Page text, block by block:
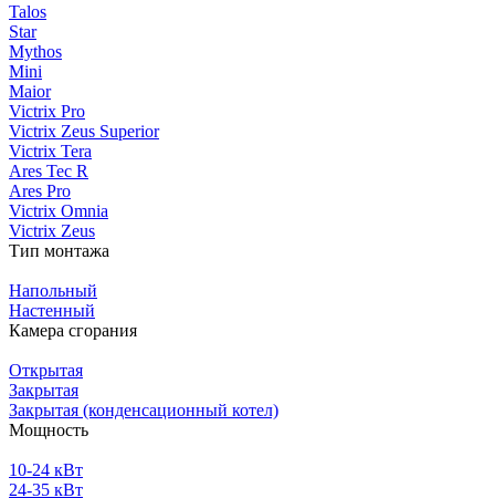
Talos
Star
Mythos
Mini
Maior
Victrix Pro
Victrix Zeus Superior
Victrix Tera
Ares Tec R
Ares Pro
Victrix Omnia
Victrix Zeus
Тип монтажа
Напольный
Настенный
Камера сгорания
Открытая
Закрытая
Закрытая (конденсационный котел)
Мощность
10-24 кВт
24-35 кВт